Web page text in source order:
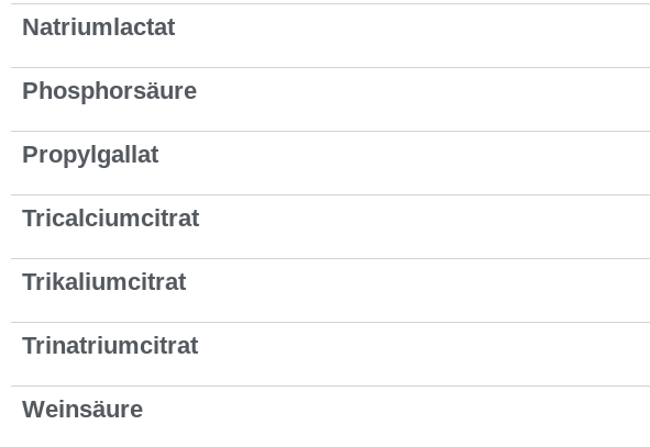
Natriumlactat
Phosphorsäure
Propylgallat
Tricalciumcitrat
Trikaliumcitrat
Trinatriumcitrat
Weinsäure